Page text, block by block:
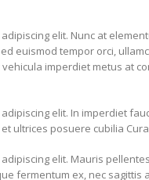
elit. Nunc at
euismod tempor orci,
imperdiet metus at
elit. In imperdiet
ultrices posuere cubilia
elit. Mauris
fermentum ex, nec sagittis